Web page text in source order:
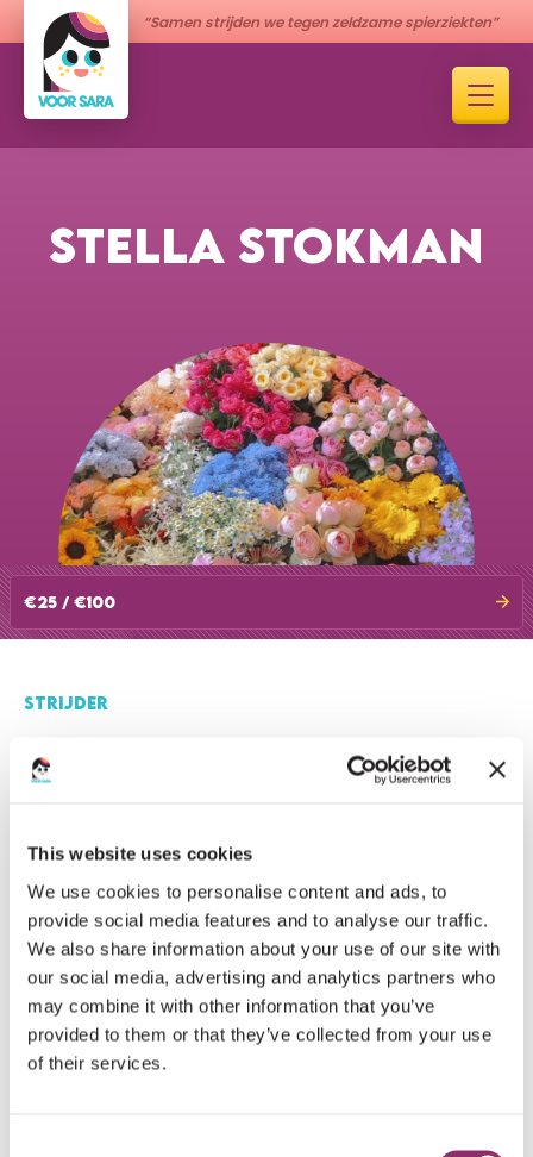
This website uses cookies
We use cookies to personalise content and ads, to
provide social media features and to analyse our traffic.
We also share information about your use of our site with
our social media, advertising and analytics partners who
may combine it with other information that you’ve
provided to them or that they’ve collected from your use
of their services.
“Samen strijden we tegen zeldzame spierziekten”
STELLA STOKMAN
€25 / €100
STRIJDER
STELLA STOKMAN
DEEL DEZE ACTIE